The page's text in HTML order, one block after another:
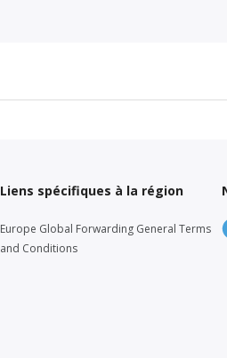
Liens spécifiques à la région
Europe Global Forwarding General Terms
and Conditions